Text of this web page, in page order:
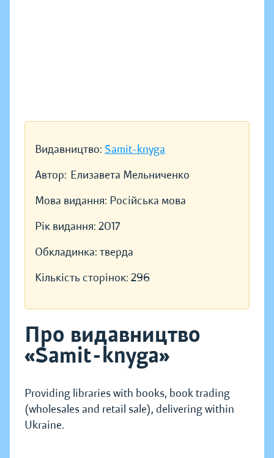
Видавництво: Samit-knyga
Автор: Елизавета Мельниченко
Мова видання: Російська мова
Рік видання: 2017
Обкладинка: тверда
Кількість сторінок: 296
Про видавництво
«Samit-knyga»
Providing libraries with books, book trading
(wholesales and retail sale), delivering within
Ukraine.